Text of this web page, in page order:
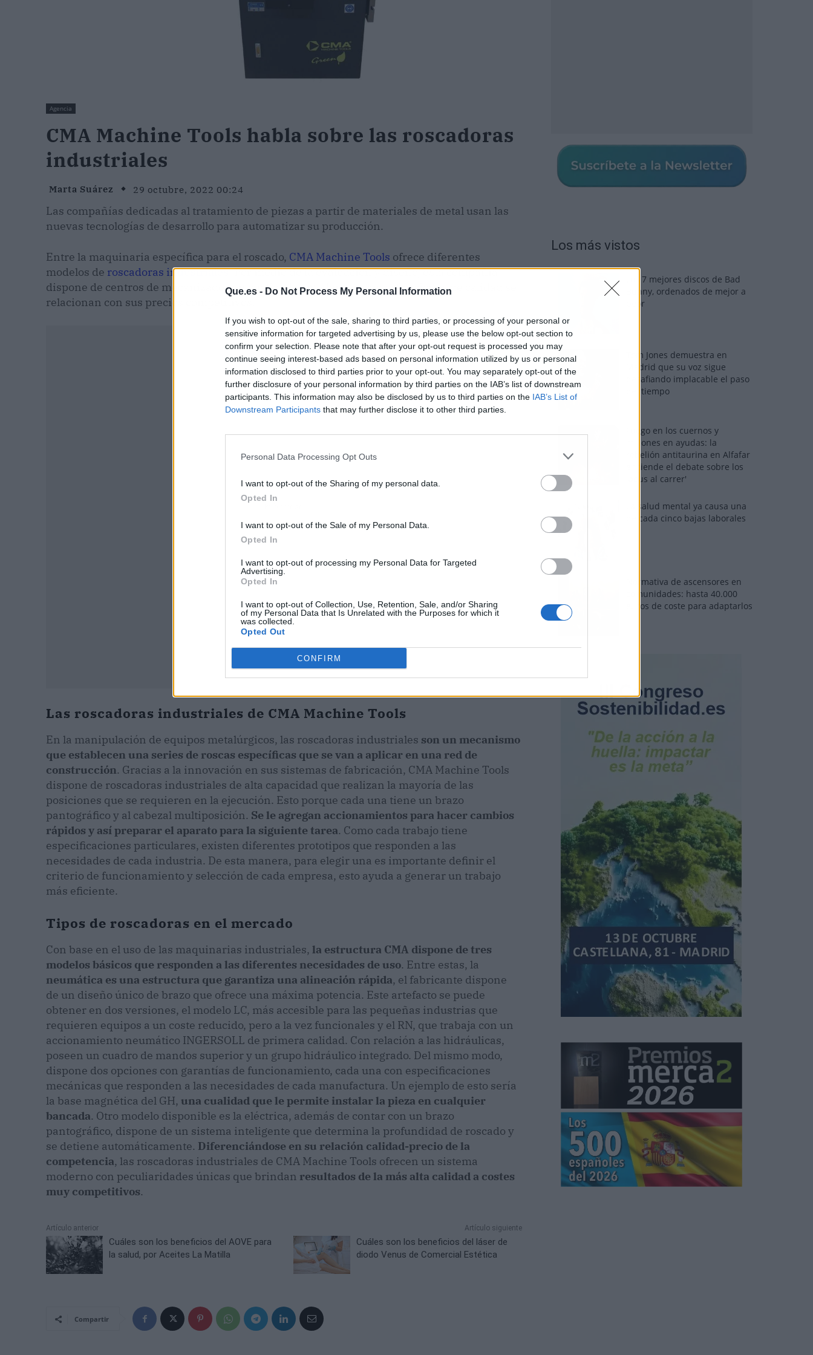
Que.es - Do Not Process My Personal Information
If you wish to opt-out of the sale, sharing to third parties, or processing of your personal or
sensitive information for targeted advertising by us, please use the below opt-out section to
confirm your selection. Please note that after your opt-out request is processed you may
continue seeing interest-based ads based on personal information utilized by us or personal
information disclosed to third parties prior to your opt-out. You may separately opt-out of the
further disclosure of your personal information by third parties on the IAB’s list of downstream
participants. This information may also be disclosed by us to third parties on the IAB’s List of
Downstream Participants that may further disclose it to other third parties.
Personal Data Processing Opt Outs
I want to opt-out of the Sharing of my personal data.
Opted In
I want to opt-out of the Sale of my Personal Data.
Opted In
I want to opt-out of processing my Personal Data for Targeted
Advertising.
Opted In
I want to opt-out of Collection, Use, Retention, Sale, and/or Sharing
of my Personal Data that Is Unrelated with the Purposes for which it
was collected.
Opted Out
CONFIRM
Agencia
CMA Machine Tools habla sobre las roscadoras
industriales
Marta Suárez 29 octubre, 2022 00:24
Las compañías dedicadas al tratamiento de piezas a partir de materiales de metal usan las
nuevas tecnologías de desarrollo para automatizar su producción.
Entre la maquinaria específica para el roscado, CMA Machine Tools ofrece diferentes
modelos de roscadoras industriales. Por medio de la evaluación y diseño, esta compañía
dispone de centros de mecanizado con cualidades modernas, cuyas funciones de calidad se
relacionan con sus precios competitivos.
Las roscadoras industriales de CMA Machine Tools
En la manipulación de equipos metalúrgicos, las roscadoras industriales son un mecanismo
que establecen una series de roscas específicas que se van a aplicar en una red de
construcción. Gracias a la innovación en sus sistemas de fabricación, CMA Machine Tools
dispone de roscadoras industriales de alta capacidad que realizan la mayoría de las
posiciones que se requieren en la ejecución. Esto porque cada una tiene un brazo
pantográfico y al cabezal multiposición. Se le agregan accionamientos para hacer cambios
rápidos y así preparar el aparato para la siguiente tarea. Como cada trabajo tiene
especificaciones particulares, existen diferentes prototipos que responden a las
necesidades de cada industria. De esta manera, para elegir una es importante definir el
criterio de funcionamiento y selección de cada empresa, esto ayuda a generar un trabajo
más eficiente.
Tipos de roscadoras en el mercado
Con base en el uso de las maquinarias industriales, la estructura CMA dispone de tres
modelos básicos que responden a las diferentes necesidades de uso. Entre estas, la
neumática es una estructura que garantiza una alineación rápida, el fabricante dispone
de un diseño único de brazo que ofrece una máxima potencia. Este artefacto se puede
obtener en dos versiones, el modelo LC, más accesible para las pequeñas industrias que
requieren equipos a un coste reducido, pero a la vez funcionales y el RN, que trabaja con un
accionamiento neumático INGERSOLL de primera calidad. Con relación a las hidráulicas,
poseen un cuadro de mandos superior y un grupo hidráulico integrado. Del mismo modo,
dispone dos opciones con garantías de funcionamiento, cada una con especificaciones
mecánicas que responden a las necesidades de cada manufactura. Un ejemplo de esto sería
la base magnética del GH, una cualidad que le permite instalar la pieza en cualquier
bancada. Otro modelo disponible es la eléctrica, además de contar con un brazo
pantográfico, dispone de un sistema inteligente que determina la profundidad de roscado y
se detiene automáticamente. Diferenciándose en su relación calidad-precio de la
competencia, las roscadoras industriales de CMA Machine Tools ofrecen un sistema
moderno con peculiaridades únicas que brindan resultados de la más alta calidad a costes
muy competitivos.
Artículo anterior
Cuáles son los beneficios del AOVE para
la salud, por Aceites La Matilla
Artículo siguiente
Cuáles son los beneficios del láser de
diodo Venus de Comercial Estética
Compartir
Los más vistos
Los 7 mejores discos de Bad
Bunny, ordenados de mejor a
peor
Tom Jones demuestra en
Madrid que su voz sigue
desafiando implacable el paso
del tiempo
Fuego en los cuernos y
millones en ayudas: la
rebelión antitaurina en Alfafar
enciende el debate sobre los
'bous al carrer'
La salud mental ya causa una
de cada cinco bajas laborales
Normativa de ascensores en
comunidades: hasta 40.000
euros de coste para adaptarlos